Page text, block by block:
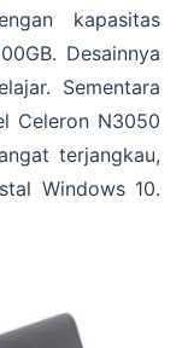
kapasitas
Desainnya
Sementara
Celeron N3050
terjangkau,
Windows 10.